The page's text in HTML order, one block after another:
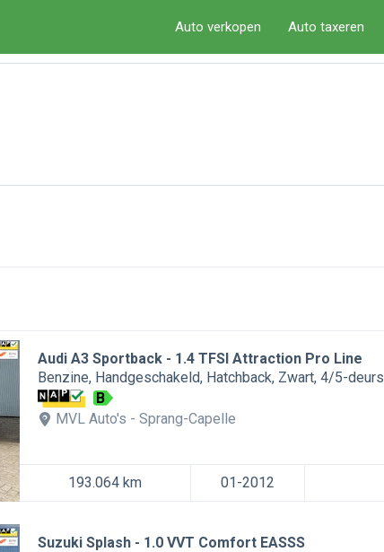
Auto verkopen Auto taxeren
Audi A3 Sportback
1.4 TFSI Attraction Pro Line
Benzine Handgeschakeld Hatchback Zwart 4/5-deurs
B
MVL Auto's
Sprang-Capelle
193.064 km 01-2012
Suzuki Splash
1.0 VVT Comfort EASSS